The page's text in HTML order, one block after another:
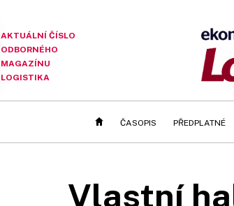
AKTUÁLNÍ ČÍSLO
ODBORNÉHO
MAGAZÍNU
LOGISTIKA
ČASOPIS PŘEDPLATNÉ
Vlastní